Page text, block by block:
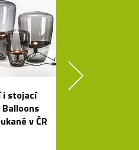
i stojací
v ČR